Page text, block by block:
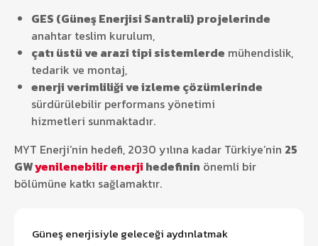
GES (Güneş Enerjisi Santrali) projelerinde
anahtar teslim kurulum,
çatı üstü ve arazi tipi sistemlerde mühendislik,
tedarik ve montaj,
enerji verimliliği ve izleme çözümlerinde
sürdürülebilir performans yönetimi
hizmetleri sunmaktadır.
MYT Enerji’nin hedefi, 2030 yılına kadar Türkiye’nin 25
GWyenilenebilir enerji hedefinin önemli bir
bölümüne katkı sağlamaktır.
Güneş enerjisiyle geleceği aydınlatmak